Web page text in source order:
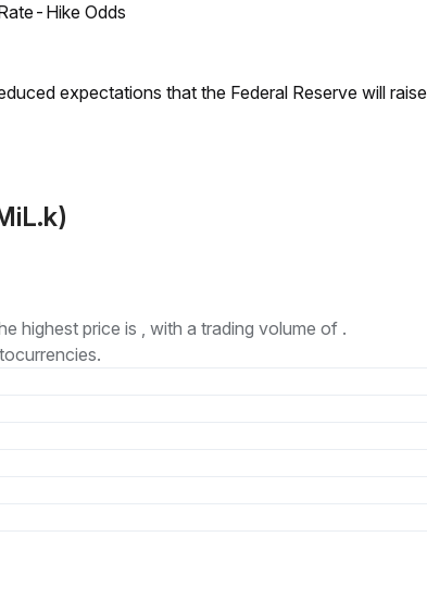
Hike Odds
expectations that the Federal Reserve will raise
highest price is , with a trading volume of .